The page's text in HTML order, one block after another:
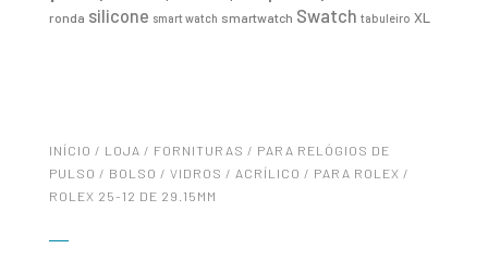
ronda silicone smart watch smartwatch Swatch tabuleiro XL
INÍCIO / LOJA / FORNITURAS / PARA RELÓGIOS DE
PULSO / BOLSO / VIDROS / ACRÍLICO / PARA ROLEX /
ROLEX 25-12 DE 29.15MM